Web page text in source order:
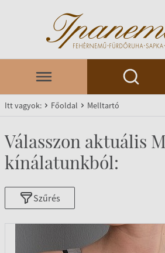
Itt vagyok: Főoldal Melltartó
Válasszon aktuális
kínálatunkból:
Szűrés